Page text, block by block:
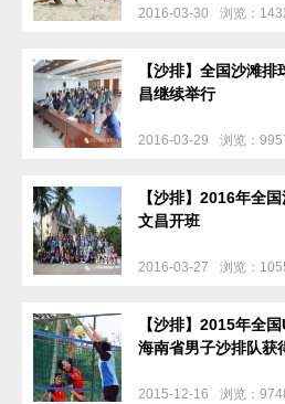
2016-03-30 浏览：
【沙排】全国沙滩
昌继续举行
2016-03-29 浏览：
【沙排】2016年全
文昌开班
2016-03-27 浏览：
【沙排】2015年全
海南省男子沙排队获
2015-12-16 浏览：